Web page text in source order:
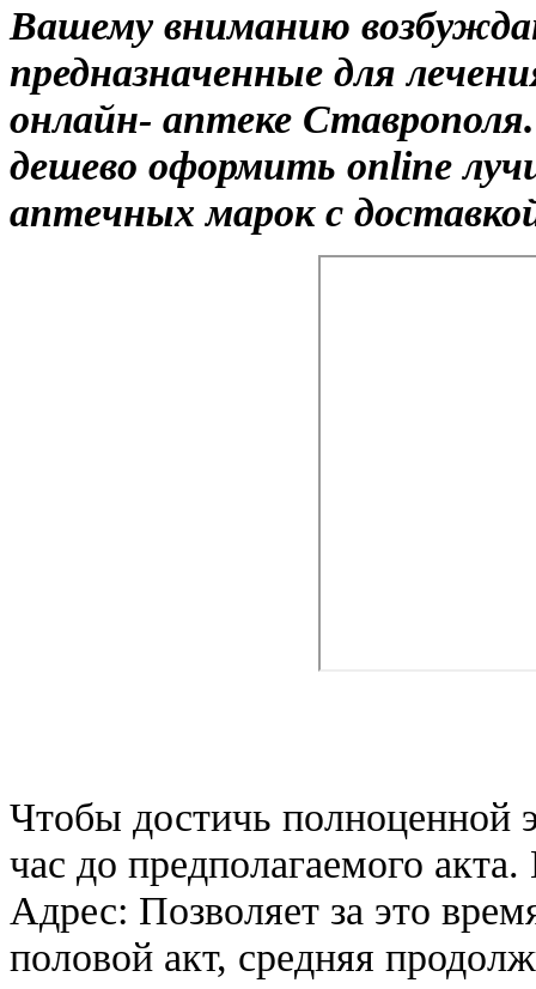
Вашему вниманию
предназначенные для
онлайн- аптеке
дешево оформить online
аптечных марок с
Чтобы достичь полноценной
час до предполагаемого
Адрес: Позволяет за это
половой акт, средняя